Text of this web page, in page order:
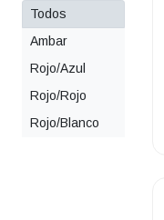
Todos
Ambar
Rojo/Azul
Rojo/Rojo
Rojo/Blanco